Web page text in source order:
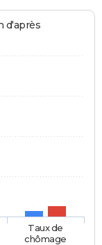
d'après
Taux de
chômage